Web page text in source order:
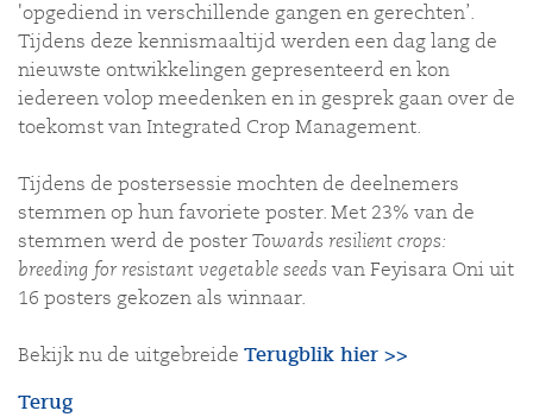
'opgediend in verschillende gangen en gerechten’.
Tijdens deze kennismaaltijd werden een dag lang de
nieuwste ontwikkelingen gepresenteerd en kon
iedereen volop meedenken en in gesprek gaan over de
toekomst van Integrated Crop Management.
Tijdens de postersessie mochten de deelnemers
stemmen op hun favoriete poster. Met 23% van de
stemmen werd de poster Towards resilient crops:
breeding for resistant vegetable seeds van Feyisara Oni uit
16 posters gekozen als winnaar.
Bekijk nu de uitgebreide Terugblik hier >>
Terug